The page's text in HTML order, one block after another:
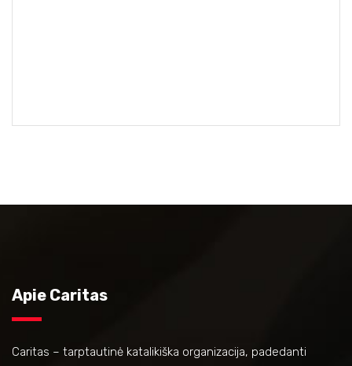
Apie Caritas
Caritas – tarptautinė katalikiška organizacija, padedanti